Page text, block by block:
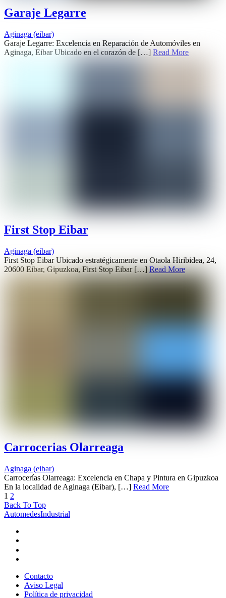
Garaje Legarre
Aginaga (eibar)
Garaje Legarre: Excelencia en Reparación de Automóviles en
Aginaga, Eibar Ubicado en el corazón de […] Read More
First Stop Eibar
Aginaga (eibar)
First Stop Eibar Ubicado estratégicamente en Otaola Hiribidea, 24,
20600 Eibar, Gipuzkoa, First Stop Eibar […]Read More
Carrocerias Olarreaga
Aginaga (eibar)
Carrocerías Olarreaga: Excelencia en Chapa y Pintura en Gipuzkoa
En la localidad de Aginaga (Eibar), […] Read More
1 2
Back To Top
AutomedesIndustrial
Contacto
Aviso Legal
Política de privacidad